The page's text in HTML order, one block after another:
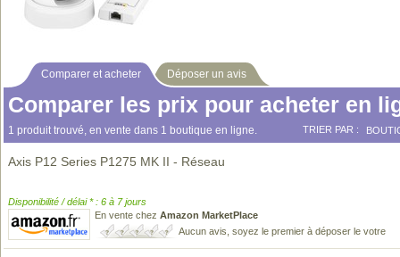
Comparer et acheter Déposer un avis
Comparer les prix pour acheter en
1 produit trouvé, en vente dans 1 boutique en ligne. TRIER PAR :
Axis P12 Series P1275 MK II - Réseau
Disponibilité / délai * : 6 à 7 jours
En vente chez Amazon MarketPlace
Aucun avis, soyez le premier à déposer le votre